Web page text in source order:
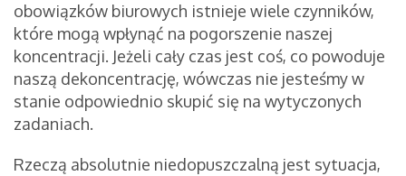
obowiązków biurowych istnieje wiele czynników,
które mogą wpłynąć na pogorszenie naszej
koncentracji. Jeżeli cały czas jest coś, co powoduje
naszą dekoncentrację, wówczas nie jesteśmy w
stanie odpowiednio skupić się na wytyczonych
zadaniach.
Rzeczą absolutnie niedopuszczalną jest sytuacja,